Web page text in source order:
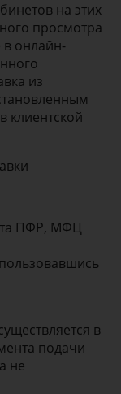
на этих
просмотра
в онлайн-
из
клиентской
ПФР, МФЦ
в
подачи
не